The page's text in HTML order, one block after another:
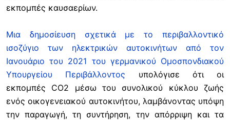
εκπομπές καυσαερίων.
Μια δημοσίευση σχετικά με το περιβαλλοντικό
ισοζύγιο των ηλεκτρικών αυτοκινήτων από τον
Ιανουάριο του 2021 του γερμανικού Ομοσπονδιακού
Υπουργείου Περιβάλλοντος υπολόγισε ότι οι
εκπομπές CO2 μέσω του συνολικού κύκλου ζωής
ενός οικογενειακού αυτοκινήτου, λαμβάνοντας υπόψη
την παραγωγή, τη συντήρηση, την απόρριψη και τα